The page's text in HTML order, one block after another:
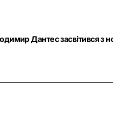
Дантес засвітився з